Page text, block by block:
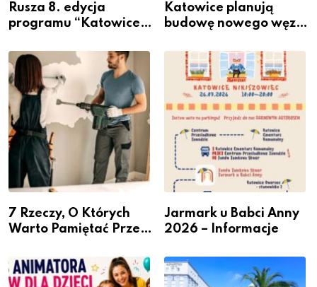
Rusza 8. edycja
programu “Katowice
– nabór dla
przedsiębiorców
Katowice planują
budowę nowego węzła
Podlesiu
7 Rzeczy, O Których
Warto Pamiętać Przed
Jarmark u Babci Anny
2026 – Informacje